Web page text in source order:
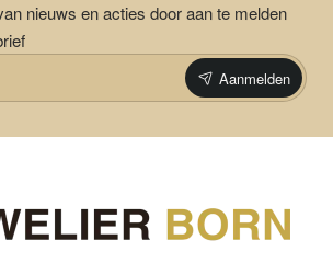
nieuws en acties door aan te melden
Aanmelden